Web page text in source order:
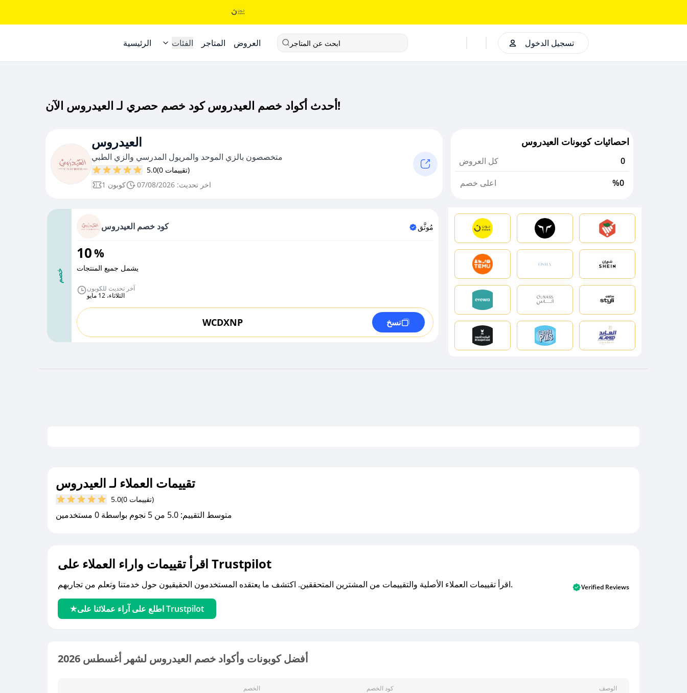
الرئيسية الفئات المتاجر العروض ابحث عن المتاجر تسجيل الدخول
أحدث أكواد خصم العيدروس كود خصم حصري لـ العيدروس الآن!
العيدروس
متخصصون بالزي الموحد والمريول المدرسي والزي الطبي
5.0
(0 تقييمات)
1 كوبون
اخر تحديث: 07/08/2026
احصائيات كوبونات العيدروس
كل العروض
0
اعلى خصم
%0
خصم
كود خصم العيدروس مُوثَّق
10%
يشمل جميع المنتجات
آخر تحديث للكوبون
الثلاثاء، 12 مايو
⁨WCDXNP نسخ
تقييمات العملاء لـ العيدروس
5.0 (0 تقييمات)
متوسط التقييم: 5.0 من 5 نجوم بواسطة 0 مستخدمين
اقرأ تقييمات واراء العملاء على Trustpilot
اقرأ تقييمات العملاء الأصلية والتقييمات من المشترين المتحققين. اكتشف ما يعتقده المستخدمون الحقيقيون حول خدمتنا وتعلم من تجاربهم.
اطلع على آراء عملائنا على Trustpilot
Verified Reviews
أفضل كوبونات وأكواد خصم العيدروس لشهر أغسطس 2026
الخصم كود الخصم الوصف